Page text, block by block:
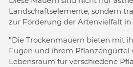
Landschaftselemente, sondern
zur Förderung der Artenvielfalt in
"Die Trockenmauern bieten mit
Fugen und ihrem Pflanzengürtel
Lebensraum für verschiedene